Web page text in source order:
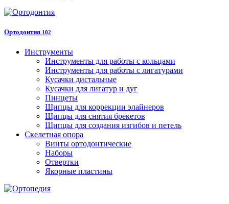
Ортодонтия 102
Инструменты
Инструменты для работы с кольцами
Инструменты для работы с лигатурами
Кусачки дистальные
Кусачки для лигатур и дуг
Пинцеты
Щипцы для коррекции элайнеров
Щипцы для снятия брекетов
Щипцы для создания изгибов и петель
Скелетная опора
Винты ортодонтические
Наборы
Отвертки
Якорные пластины